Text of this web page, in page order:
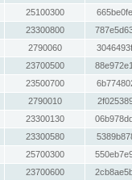
25100300
23300800
2790060
23700500
23500700
2790010
23300130
23300580
25700300
23700600